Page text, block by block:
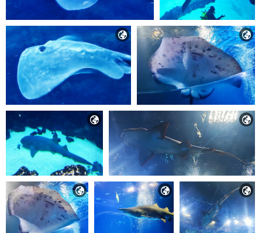
 
 
  